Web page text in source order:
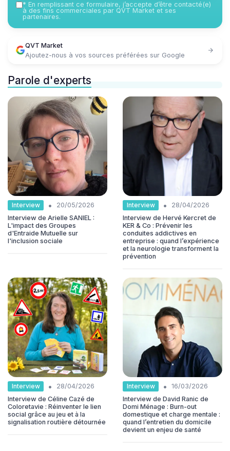
* En remplissant ce formulaire, j’accepte d’être contacté(e)
à des fins commerciales par QVT Market et ses
partenaires.
QVT Market
Ajoutez-nous à vos sources préférées sur Google
Parole d'experts
Interview •
20/05/2026
Interview de Arielle SANIEL :
L'impact des Groupes
d'Entraide Mutuelle sur
l'inclusion sociale
Interview •
28/04/2026
Interview de Hervé Kercret de
KER & Co : Prévenir les
conduites addictives en
entreprise : quand l’expérience
et la neurologie transforment la
prévention
Interview •
28/04/2026
Interview de Céline Cazé de
Coloretavie : Réinventer le lien
social grâce au jeu et à la
signalisation routière détournée
Interview •
16/03/2026
Interview de David Ranic de
Domi Ménage : Burn-out
domestique et charge mentale :
quand l’entretien du domicile
devient un enjeu de santé